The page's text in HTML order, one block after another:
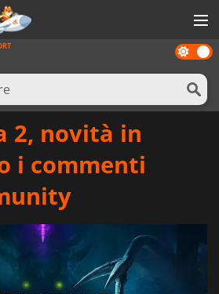
Dark
mode
2, novità in
i commenti